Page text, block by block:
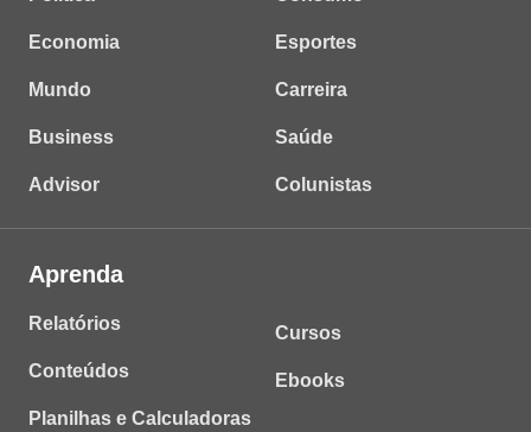
Economia
Mundo
Business
Advisor
Esportes
Carreira
Saúde
Colunistas
Aprenda
Relatórios
Conteúdos
Planilhas e Calculadoras
Cursos
Ebooks